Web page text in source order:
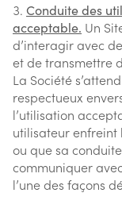
Conduite des
acceptable. Un
d’interagir avec
et de transmettre
La Société
respectueux
l’utilisation
utilisateur enfreint
ou que sa
communiquer
l’une des façons